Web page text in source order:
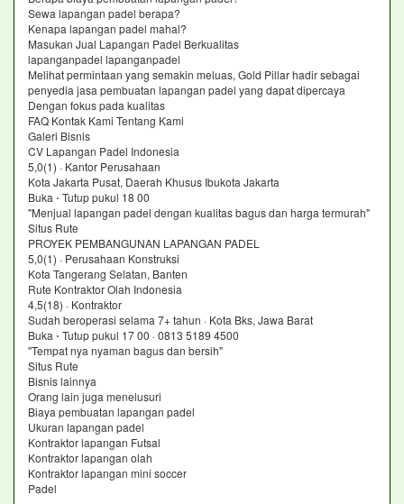
Sewa lapangan padel berapa?
Kenapa lapangan padel mahal?
Masukan Jual Lapangan Padel Berkualitas
lapanganpadel lapanganpadel
Melihat permintaan yang semakin meluas, Gold Pillar hadir sebagai
penyedia jasa pembuatan lapangan padel yang dapat dipercaya
Dengan fokus pada kualitas
FAQ Kontak Kami Tentang Kami
Galeri Bisnis
CV Lapangan Padel Indonesia
5,0(1) · Kantor Perusahaan
Kota Jakarta Pusat, Daerah Khusus Ibukota Jakarta
Buka ⋅ Tutup pukul 18 00
"Menjual lapangan padel dengan kualitas bagus dan harga termurah"
Situs Rute
PROYEK PEMBANGUNAN LAPANGAN PADEL
5,0(1) · Perusahaan Konstruksi
Kota Tangerang Selatan, Banten
Rute Kontraktor Olah Indonesia
4,5(18) · Kontraktor
Sudah beroperasi selama 7+ tahun · Kota Bks, Jawa Barat
Buka ⋅ Tutup pukul 17 00 · 0813 5189 4500
"Tempat nya nyaman bagus dan bersih"
Situs Rute
Bisnis lainnya
Orang lain juga menelusuri
Biaya pembuatan lapangan padel
Ukuran lapangan padel
Kontraktor lapangan Futsal
Kontraktor lapangan olah
Kontraktor lapangan mini soccer
Padel